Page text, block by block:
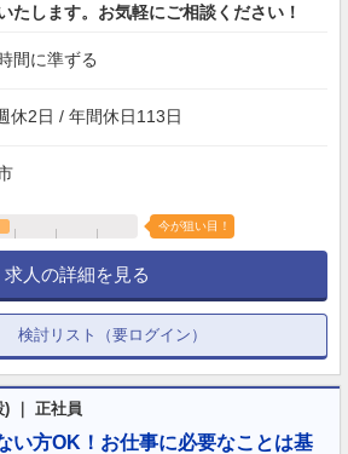
たします。お気軽にご相談ください！
間に準ずる
休2日 / 年間休日113日
今が狙い目！
求人の詳細を見る
検討リスト（要ログイン）
) ｜ 正社員
い方OK！お仕事に必要なことは基